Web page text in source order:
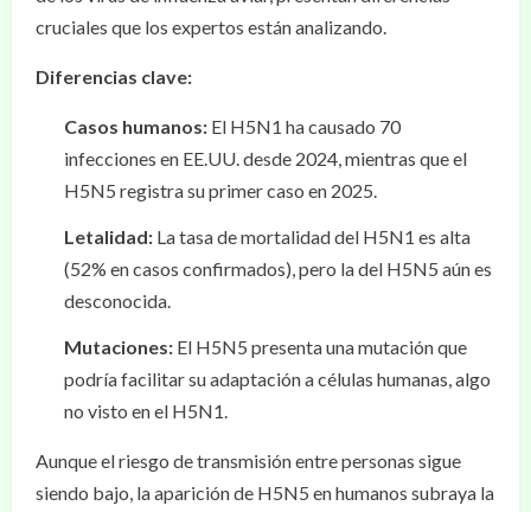
cruciales que los expertos están analizando.
Diferencias clave:
Casos humanos: El H5N1 ha causado 70
infecciones en EE.UU. desde 2024, mientras que el
H5N5 registra su primer caso en 2025.
Letalidad: La tasa de mortalidad del H5N1 es alta
(52% en casos confirmados), pero la del H5N5 aún es
desconocida.
Mutaciones: El H5N5 presenta una mutación que
podría facilitar su adaptación a células humanas, algo
no visto en el H5N1.
Aunque el riesgo de transmisión entre personas sigue
siendo bajo, la aparición de H5N5 en humanos subraya la